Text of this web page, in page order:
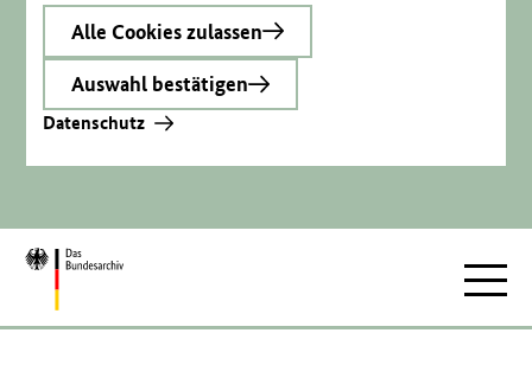
Alle Cookies zulassen
Auswahl bestätigen
Datenschutz
Zur